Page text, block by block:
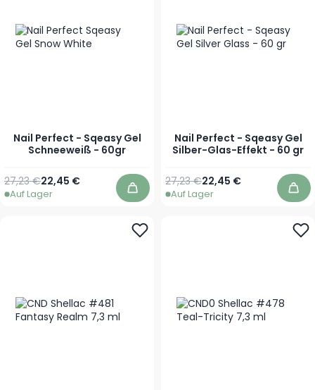
Nail Perfect - Sqeasy Gel
Schneeweiß - 60gr
Sonderpreis
22,45 €
Regulärer Preis
27,23 €
Auf Lager In den Warenkorb
Nail Perfect - Sqeasy Gel
Silber-Glas-Effekt - 60 gr
Sonderpreis
22,45 €
Regulärer Preis
27,23 €
Auf Lager In